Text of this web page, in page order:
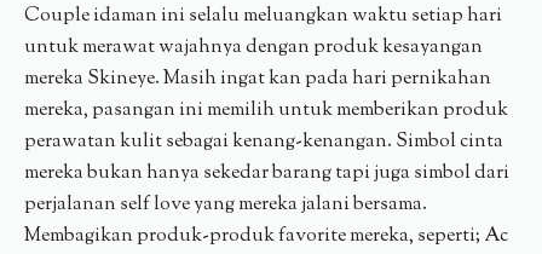
Couple idaman ini selalu meluangkan waktu setiap hari
untuk merawat wajahnya dengan produk kesayangan
mereka Skineye. Masih ingat kan pada hari pernikahan
mereka, pasangan ini memilih untuk memberikan produk
perawatan kulit sebagai kenang-kenangan. Simbol cinta
mereka bukan hanya sekedar barang tapi juga simbol dari
perjalanan self love yang mereka jalani bersama.
Membagikan produk-produk favorite mereka, seperti; Ac